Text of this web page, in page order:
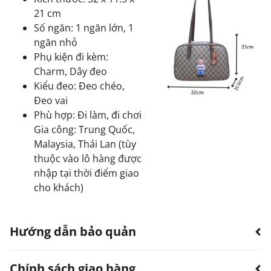
21 cm
Số ngăn: 1 ngăn lớn, 1
ngăn nhỏ
Phụ kiện đi kèm:
Charm, Dây đeo
Kiểu đeo: Đeo chéo,
Đeo vai
Phù hợp: Đi làm, đi chơi
Gia công: Trung Quốc,
Malaysia, Thái Lan (tùy
thuộc vào lô hàng được
nhập tại thời điểm giao
cho khách)
Hướng dẫn bảo quản
Hạn chế sản phẩm bị thấm nước.